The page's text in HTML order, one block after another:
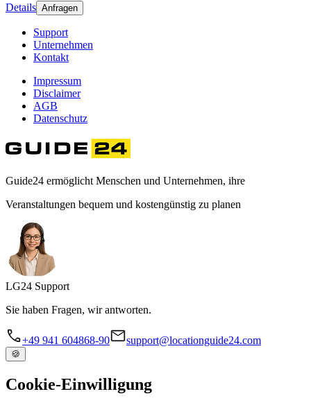
Details Anfragen
Support
Unternehmen
Kontakt
Impressum
Disclaimer
AGB
Datenschutz
Guide24 ermöglicht Menschen und Unternehmen, ihre
Veranstaltungen bequem und kostengünstig zu planen
LG24 Support
Sie haben Fragen, wir antworten.
+49 941 604868-90 support@locationguide24.com
🍪
Cookie-Einwilligung